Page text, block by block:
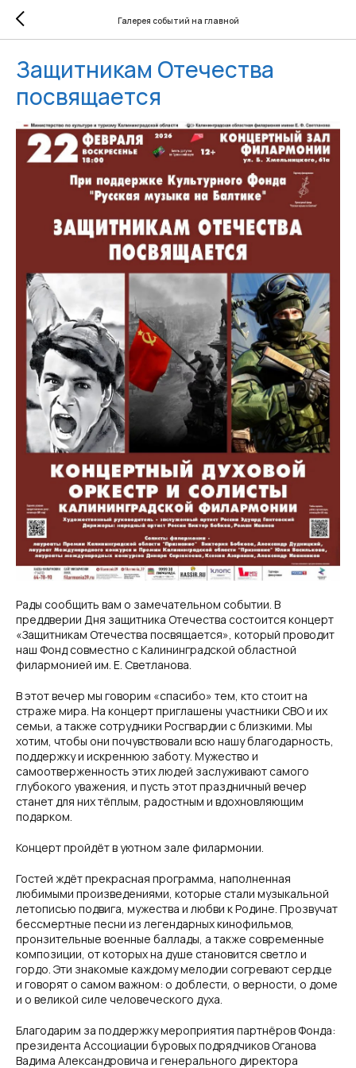
Галерея событий на главной
Защитникам Отечества
посвящается
Рады сообщить вам о замечательном событии. В
преддверии Дня защитника Отечества состоится концерт
«Защитникам Отечества посвящается», который проводит
наш Фонд совместно с Калининградской областной
филармонией им. Е. Светланова.
В этот вечер мы говорим «спасибо» тем, кто стоит на
страже мира. На концерт приглашены участники СВО и их
семьи, а также сотрудники Росгвардии с близкими. Мы
хотим, чтобы они почувствовали всю нашу благодарность,
поддержку и искреннюю заботу. Мужество и
самоотверженность этих людей заслуживают самого
глубокого уважения, и пусть этот праздничный вечер
станет для них тёплым, радостным и вдохновляющим
подарком.
Концерт пройдёт в уютном зале филармонии.
Гостей ждёт прекрасная программа, наполненная
любимыми произведениями, которые стали музыкальной
летописью подвига, мужества и любви к Родине. Прозвучат
бессмертные песни из легендарных кинофильмов,
пронзительные военные баллады, а также современные
композиции, от которых на душе становится светло и
гордо. Эти знакомые каждому мелодии согревают сердце
и говорят о самом важном: о доблести, о верности, о доме
и о великой силе человеческого духа.
Благодарим за поддержку мероприятия партнёров Фонда:
президента Ассоциации буровых подрядчиков Оганова
Вадима Александровича и генерального директора